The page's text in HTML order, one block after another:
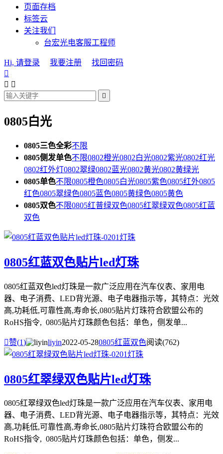
页面存档
标签云
关注我们
台宏光电客服工程师
Hi, 请登录 我要注册
找回密码

 

0805白光
0805三色全彩不限
0805侧发单色不限0802橙光0802白光0802紫光0802红光
0802红外灯0802翠绿0802蓝光0802黄光0802黄绿光
0805单色不限0805橙色0805白光0805紫色0805红外0805
红色0805翠绿色0805蓝色0805黄绿色0805黄色
0805双色不限0805红普绿双色0805红翠绿双色0805红蓝
双色
0805红蓝双色贴片led灯珠
0805红蓝双色led灯珠是一款广泛应用在汽车仪表、家用电
器、电子消费、LED背光源、电子电器指示等，其特点：光效
高,功耗低,可靠性高,寿命长,0805贴片灯珠符合欧盟公布的
RoHS指令, 0805贴片灯珠颜色包括：单色，侧发单...
赞(1) liyin2022-05-280805红蓝双色阅读(762)
0805红翠绿双色贴片led灯珠
0805红翠绿双色led灯珠是一款广泛应用在汽车仪表、家用电
器、电子消费、LED背光源、电子电器指示等，其特点：光效
高,功耗低,可靠性高,寿命长,0805贴片灯珠符合欧盟公布的
RoHS指令, 0805贴片灯珠颜色包括：单色，侧发...